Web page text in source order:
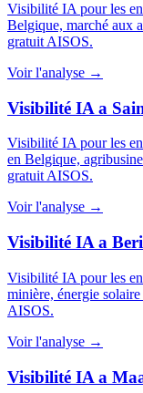
Visibilité IA pour les
Belgique, marché aux
gratuit AISOS.
Voir l'analyse →
Visibilité IA a
Visibilité IA pour les
en Belgique,
gratuit AISOS.
Voir l'analyse →
Visibilité IA a
Visibilité IA pour les
minière, énergie
AISOS.
Voir l'analyse →
Visibilité IA a